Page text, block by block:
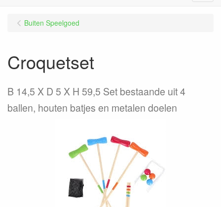
Buiten Speelgoed
Croquetset
B 14,5 X D 5 X H 59,5 Set bestaande uit 4
ballen, houten batjes en metalen doelen